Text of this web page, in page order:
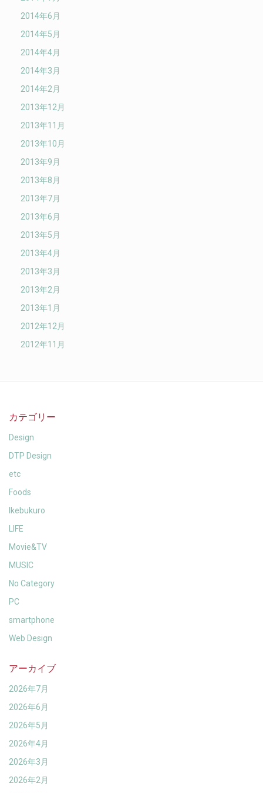
2014年6月
2014年5月
2014年4月
2014年3月
2014年2月
2013年12月
2013年11月
2013年10月
2013年9月
2013年8月
2013年7月
2013年6月
2013年5月
2013年4月
2013年3月
2013年2月
2013年1月
2012年12月
2012年11月
カテゴリー
Design
DTP Design
etc
Foods
Ikebukuro
LIFE
Movie&TV
MUSIC
No Category
PC
smartphone
Web Design
アーカイブ
2026年7月
2026年6月
2026年5月
2026年4月
2026年3月
2026年2月